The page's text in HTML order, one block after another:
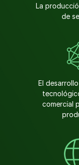
La
de
El
comercial